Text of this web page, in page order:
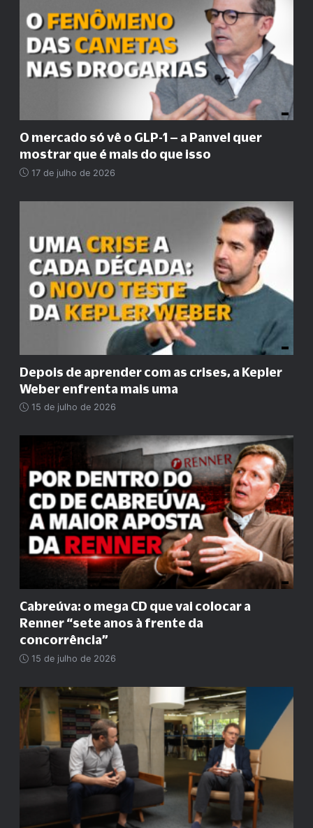
O mercado só vê o GLP-1 – a Panvel quer
mostrar que é mais do que isso
17 de julho de 2026
Depois de aprender com as crises, a Kepler
Weber enfrenta mais uma
15 de julho de 2026
Cabreúva: o mega CD que vai colocar a
Renner“sete anos à frente da
concorrência”
15 de julho de 2026